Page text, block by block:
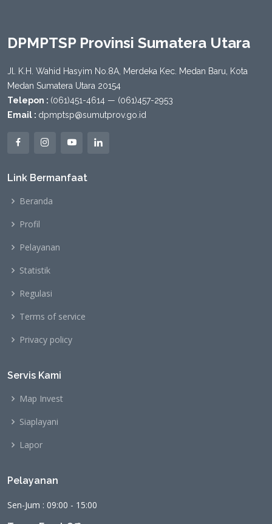
DPMPTSP Provinsi Sumatera Utara
Jl. K.H. Wahid Hasyim No.8A, Merdeka Kec. Medan Baru, Kota
Medan Sumatera Utara 20154
Telepon : (061)451-4614 — (061)457-2953
Email : dpmptsp@sumutprov.go.id
Link Bermanfaat
Beranda
Profil
Pelayanan
Statistik
Regulasi
Terms of service
Privacy policy
Servis Kami
Map Invest
Siaplayani
Lapor
Pelayanan
Sen-Jum : 09:00 - 15:00